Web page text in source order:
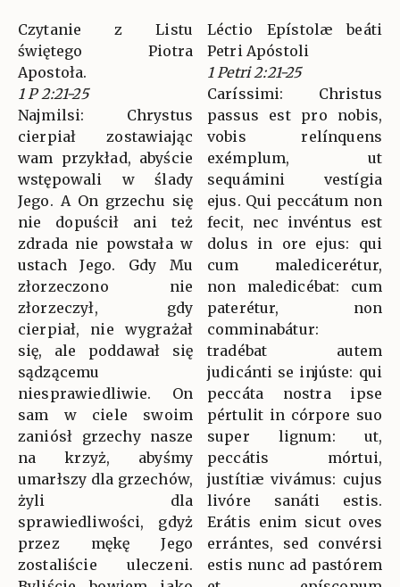
Czytanie z Listu
świętego Piotra
Apostoła.
1 P 2:21-25
Najmilsi: Chrystus
cierpiał zostawiając
wam przykład, abyście
wstępowali w ślady
Jego. A On grzechu się
nie dopuścił ani też
zdrada nie powstała w
ustach Jego. Gdy Mu
złorzeczono nie
złorzeczył, gdy
cierpiał, nie wygrażał
się, ale poddawał się
sądzącemu
niesprawiedliwie. On
sam w ciele swoim
zaniósł grzechy nasze
na krzyż, abyśmy
umarłszy dla grzechów,
żyli dla
sprawiedliwości, gdyż
przez mękę Jego
zostaliście uleczeni.
Léctio Epístolæ beáti
Petri Apóstoli
1 Petri 2:21-25
Caríssimi: Christus
passus est pro nobis,
vobis relínquens
exémplum, ut
sequámini vestígia
ejus. Qui peccátum non
fecit, nec invéntus est
dolus in ore ejus: qui
cum maledicerétur,
non maledicébat: cum
paterétur, non
comminabátur:
tradébat autem
judicánti se injúste: qui
peccáta nostra ipse
pértulit in córpore suo
super lignum: ut,
peccátis mórtui,
justítiæ vivámus: cujus
livóre sanáti estis.
Erátis enim sicut oves
errántes, sed convérsi
estis nunc ad pastórem